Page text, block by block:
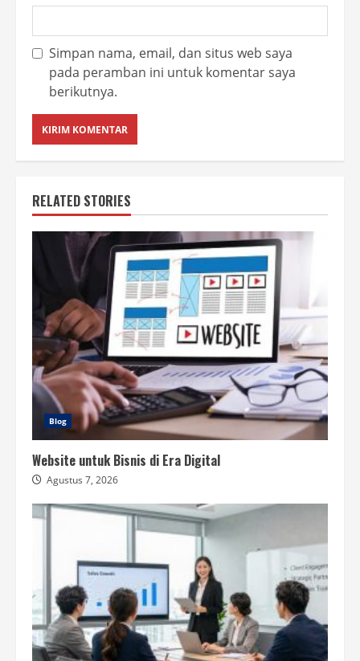
Simpan nama, email, dan situs web saya
pada peramban ini untuk komentar saya
berikutnya.
RELATED STORIES
Blog
Website untuk Bisnis di Era Digital
Agustus 7, 2026